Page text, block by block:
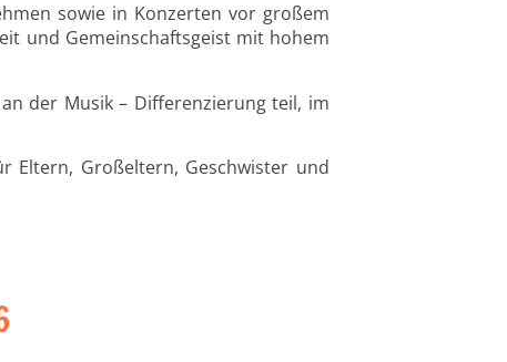
sowie in Konzerten vor großem
und Gemeinschaftsgeist mit hohem
der Musik – Differenzierungteil, im
Eltern, Großeltern, Geschwister und